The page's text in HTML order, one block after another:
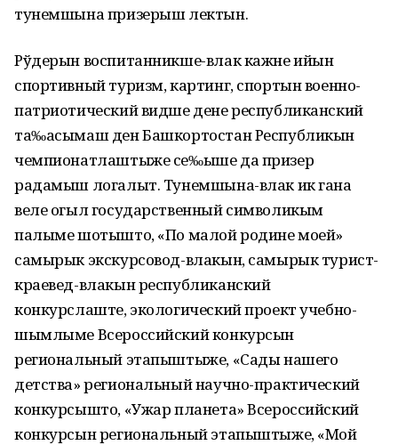
тунемшына призерыш лектын.
Рўдерын воспитанникше-влак кажне ийын
спортивный туризм, картинг, спортын военно-
патриотический видше дене республиканский
та‰асымаш ден Башкортостан Республикын
чемпионатлаштыже се‰ыше да призер
радамыш логалыт. Тунемшына-влак ик гана
веле огыл государственный символикым
палыме шотышто, «По малой родине моей»
самырык экскурсовод-влакын, самырык турист-
краевед-влакын республиканский
конкурслаште, экологический проект учебно-
шымлыме Всероссийский конкурсын
региональный этапыштыже, «Сады нашего
детства» региональный научно-практический
конкурсышто, «Ужар планета» Всероссийский
конкурсын региональный этапыштыже, «Мой